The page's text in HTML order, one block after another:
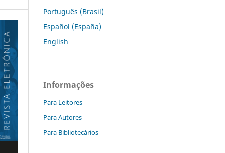
Português (Brasil)
Español (España)
English
Informações
Para Leitores
Para Autores
Para Bibliotecários